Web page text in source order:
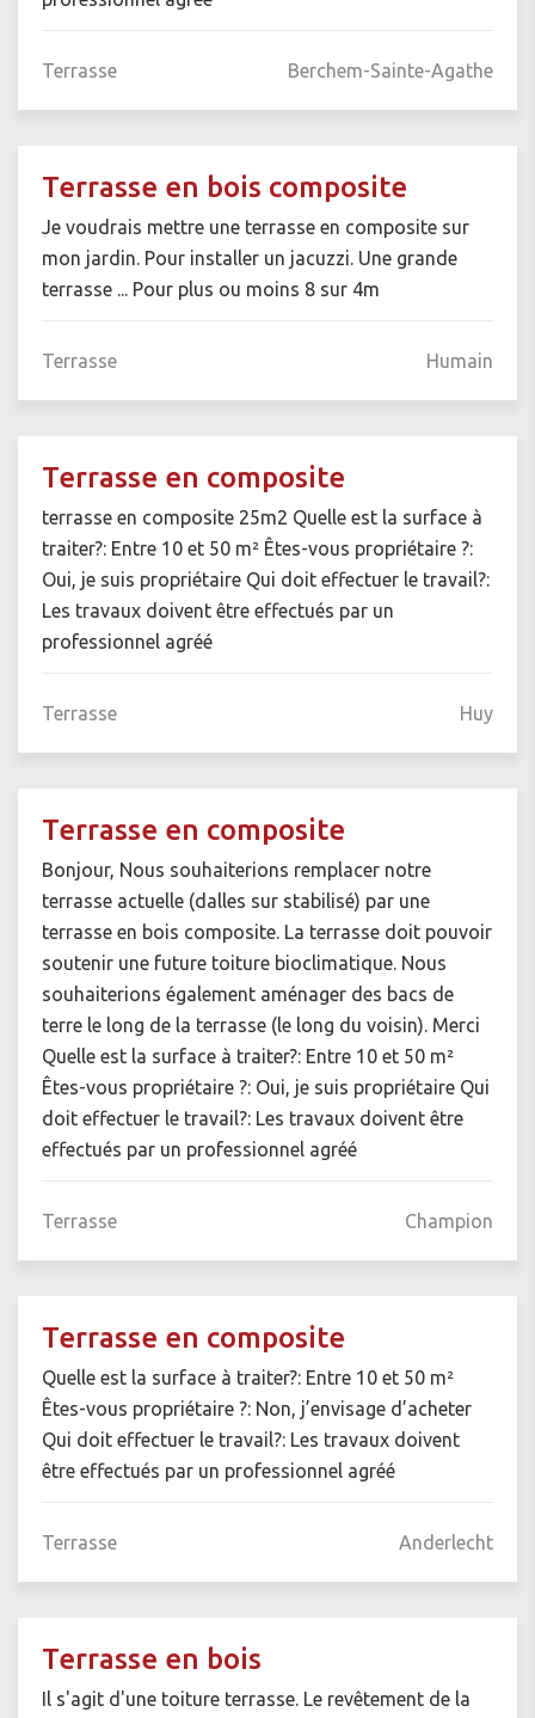
Terrasse Berchem-Sainte-Agathe
Terrasse en bois composite
Je voudrais mettre une terrasse en composite sur
mon jardin. Pour installer un jacuzzi. Une grande
terrasse ... Pour plus ou moins 8 sur 4m
Terrasse Humain
Terrasse en composite
terrasse en composite 25m2 Quelle est la surface à
traiter?: Entre 10 et 50 m² Êtes-vous propriétaire ?:
Oui, je suis propriétaire Qui doit effectuer le travail?:
Les travaux doivent être effectués par un
professionnel agréé
Terrasse Huy
Terrasse en composite
Bonjour, Nous souhaiterions remplacer notre
terrasse actuelle (dalles sur stabilisé) par une
terrasse en bois composite. La terrasse doit pouvoir
soutenir une future toiture bioclimatique. Nous
souhaiterions également aménager des bacs de
terre le long de la terrasse (le long du voisin). Merci
Quelle est la surface à traiter?: Entre 10 et 50 m²
Êtes-vous propriétaire ?: Oui, je suis propriétaire Qui
doit effectuer le travail?: Les travaux doivent être
effectués par un professionnel agréé
Terrasse Champion
Terrasse en composite
Quelle est la surface à traiter?: Entre 10 et 50 m²
Êtes-vous propriétaire ?: Non, j’envisage d’acheter
Qui doit effectuer le travail?: Les travaux doivent
être effectués par un professionnel agréé
Terrasse Anderlecht
Terrasse en bois
Il s'agit d'une toiture terrasse. Le revêtement de la